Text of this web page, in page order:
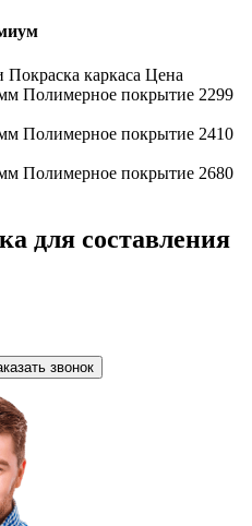
Покраска каркаса Цена
Полимерное покрытие 2299
Полимерное покрытие 2410
Полимерное покрытие 2680
для составления
звонок